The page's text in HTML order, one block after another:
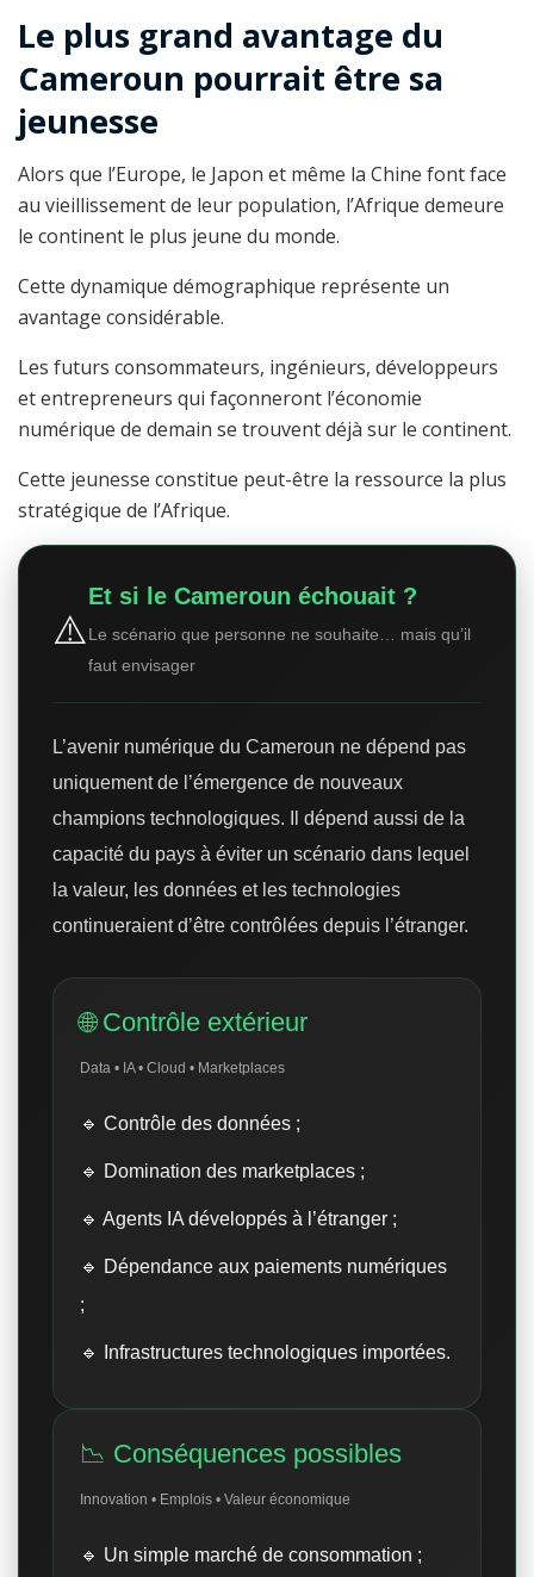
Le plus grand avantage du
Cameroun pourrait être sa
jeunesse
Alors que l’Europe, le Japon et même la Chine font face
au vieillissement de leur population, l’Afrique demeure
le continent le plus jeune du monde.
Cette dynamique démographique représente un
avantage considérable.
Les futurs consommateurs, ingénieurs, développeurs
et entrepreneurs qui façonneront l’économie
numérique de demain se trouvent déjà sur le continent.
Cette jeunesse constitue peut-être la ressource la plus
stratégique de l’Afrique.
⚠️
Et si le Cameroun échouait ?
Le scénario que personne ne souhaite… mais qu’il
faut envisager
L’avenir numérique du Cameroun ne dépend pas
uniquement de l’émergence de nouveaux
champions technologiques. Il dépend aussi de la
capacité du pays à éviter un scénario dans lequel
la valeur, les données et les technologies
continueraient d’être contrôlées depuis l’étranger.
🌐 Contrôle extérieur
Data • IA • Cloud • Marketplaces
🔹 Contrôle des données ;
🔹 Domination des marketplaces ;
🔹 Agents IA développés à l’étranger ;
🔹 Dépendance aux paiements numériques
;
🔹 Infrastructures technologiques importées.
📉 Conséquences possibles
Innovation • Emplois • Valeur économique
🔹 Un simple marché de consommation ;